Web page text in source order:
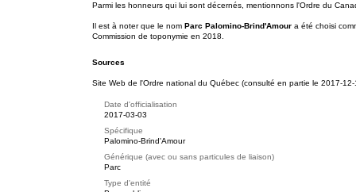
Parmi les honneurs qui lui sont décernés, mentionnons l'Ordre du
Il est à noter que le nom Parc Palomino-Brind'Amour a été choisi
Commission de toponymie en 2018.
Sources
Site Web de l'Ordre national du Québec (consulté en partie le 2017-12-
Date d'officialisation
2017-03-03
Spécifique
Palomino-Brind'Amour
Générique (avec ou sans particules de liaison)
Parc
Type d'entité